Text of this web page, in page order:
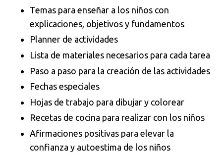
Temas para enseñar a los niños con
explicaciones, objetivos y fundamentos
Planner de actividades
Lista de materiales necesarios para cada tarea
Paso a paso para la creación de las actividades
Fechas especiales
Hojas de trabajo para dibujar y colorear
Recetas de cocina para realizar con los niños
Afirmaciones positivas para elevar la
confianza y autoestima de los niños